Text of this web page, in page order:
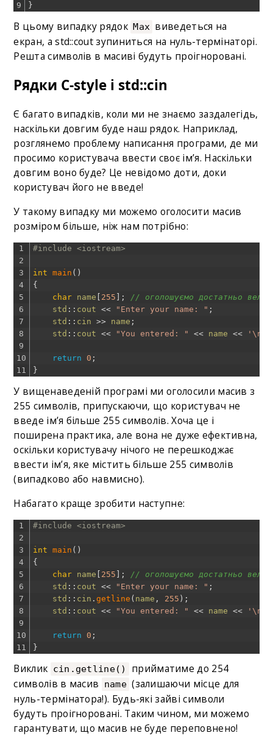
9
}
В цьому випадку рядок Max виведеться на
екран, а std::cout зупиниться на нуль-термінаторі.
Решта символів в масиві будуть проігноровані.
Рядки C-style і std::cin
Є багато випадків, коли ми не знаємо заздалегідь,
наскільки довгим буде наш рядок. Наприклад,
розглянемо проблему написання програми, де ми
просимо користувача ввести своє ім’я. Наскільки
довгим воно буде? Це невідомо доти, доки
користувач його не введе!
У такому випадку ми можемо оголосити масив
розміром більше, ніж нам потрібно:
1
2
3
4
5
6
7
8
9
10
11
#include <iostream>
int main ( )
{
char name 255 ;
// оголошуємо достатньо
std :: cout << "Enter your name: " ;
std :: cin >> name ;
std :: cout << "You entered: " << name << '\n'
return 0 ;
}
У вищенаведеній програмі ми оголосили масив з
255 символів, припускаючи, що користувач не
введе ім’я більше 255 символів. Хоча це і
поширена практика, але вона не дуже ефективна,
оскільки користувачу нічого не перешкоджає
ввести ім’я, яке містить більше 255 символів
(випадково або навмисно).
Набагато краще зробити наступне:
1
2
3
4
5
6
7
8
9
10
11
#include <iostream>
int main ( )
{
char name 255 ;
// оголошуємо достатньо
std :: cout << "Enter your name: " ;
std :: cin .getline ( name , 255 ) ;
std :: cout << "You entered: " << name << '\n'
return 0 ;
}
Виклик cin.getline()
прийматиме до 254
символів в масив
name (залишаючи місце для
нуль-термінатора!). Будь-які зайві символи
будуть проігноровані. Таким чином, ми можемо
гарантувати, що масив не буде переповнено!